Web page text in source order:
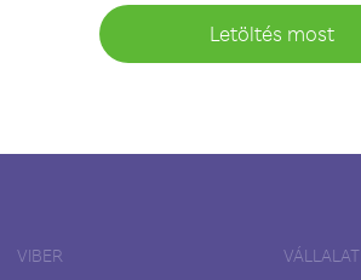
Letöltés most
VIBER VÁLLALAT